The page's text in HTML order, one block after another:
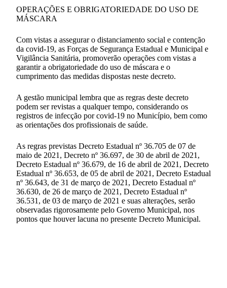
OPERAÇÕES E OBRIGATORIEDADE DO USO DE
MÁSCARA
Com vistas a assegurar o distanciamento social e contenção
da covid-19, as Forças de Segurança Estadual e Municipal e
Vigilância Sanitária, promoverão operações com vistas a
garantir a obrigatoriedade do uso de máscara e o
cumprimento das medidas dispostas neste decreto.
A gestão municipal lembra que as regras deste decreto
podem ser revistas a qualquer tempo, considerando os
registros de infecção por covid-19 no Município, bem como
as orientações dos profissionais de saúde.
As regras previstas Decreto Estadual nº 36.705 de 07 de
maio de 2021, Decreto nº 36.697, de 30 de abril de 2021,
Decreto Estadual nº 36.679, de 16 de abril de 2021, Decreto
Estadual nº 36.653, de 05 de abril de 2021, Decreto Estadual
nº 36.643, de 31 de março de 2021, Decreto Estadual nº
36.630, de 26 de março de 2021, Decreto Estadual nº
36.531, de 03 de março de 2021 e suas alterações, serão
observadas rigorosamente pelo Governo Municipal, nos
pontos que houver lacuna no presente Decreto Municipal.